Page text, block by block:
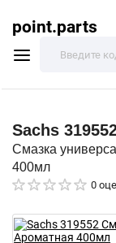
point.parts
Sachs
Смазка
400мл
0